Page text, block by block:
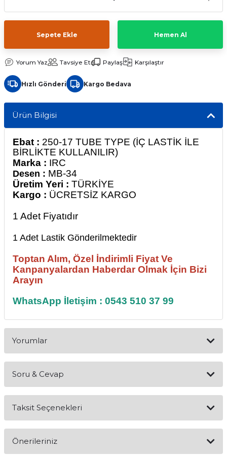
Sepete Ekle Hemen Al
Yorum Yaz Tavsiye Et Paylaş Karşılaştır
Hızlı Gönderi Kargo Bedava
Ürün Bilgisi
Ebat : 250-17 TUBE TYPE (İÇ LASTİK İLE
BİRLİKTE KULLANILIR)
Marka : IRC
Desen : MB-34
Üretim Yeri : TÜRKİYE
Kargo : ÜCRETSİZ KARGO
1 Adet Fiyatıdır
1 Adet Lastik Gönderilmektedir
Toptan Alım, Özel İndirimli Fiyat Ve
Kanpanyalardan Haberdar Olmak İçin Bizi
Arayın
WhatsApp İletişim : 0543 510 37 99
Yorumlar
Soru & Cevap
Taksit Seçenekleri
Önerileriniz